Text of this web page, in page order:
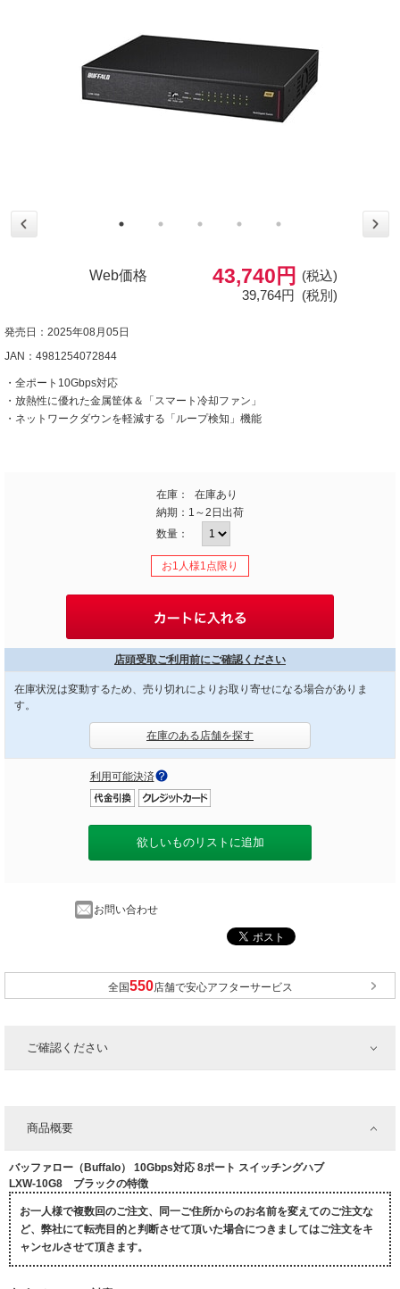
Web価格 43,740円
(税込)
39,764円 (税別)
発売日：2025年08月05日
JAN：4981254072844
・全ポート10Gbps対応
・放熱性に優れた金属筐体＆「スマート冷却ファン」
・ネットワークダウンを軽減する「ループ検知」機能
在庫：
在庫あり
納期： 1～2日出荷
数量：
お1人様1点限り
店頭受取ご利用前にご確認ください
在庫状況は変動するため、売り切れによりお取り寄せになる場合がありま
す。
在庫のある店舗を探す
利用可能決済
欲しいものリストに追加
お問い合わせ
全国 店舗で安心アフターサービス
ご確認ください
商品概要
バッファロー（Buffalo） 10Gbps対応 8ポート スイッチングハブ
LXW-10G8 ブラックの特徴
お一人様で複数回のご注文、同一ご住所からのお名前を変えてのご注文な
ど、弊社にて転売目的と判断させて頂いた場合につきましてはご注文をキ
ャンセルさせて頂きます。